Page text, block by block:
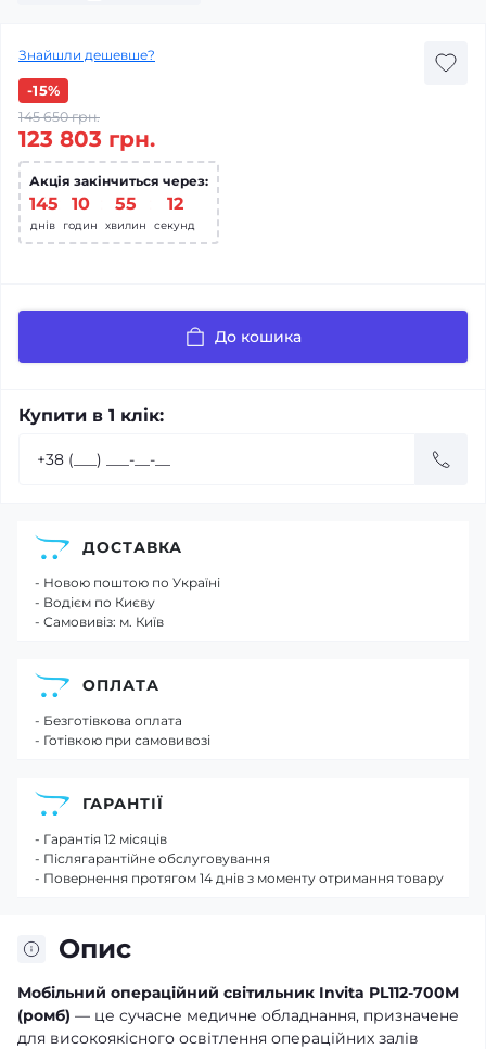
Знайшли дешевше?
-15%
145 650 грн.
123 803 грн.
Акція закінчиться через:
145
днів
10
годин
55
хвилин
12
секунд
До кошика
Купити в 1 клік:
Опис
Мобільний операційний світильник Invita PL112-700M
(ромб) — це сучасне медичне обладнання, призначене
для високоякісного освітлення операційних залів
ДОСТАВКА
- Новою поштою по Україні
- Водієм по Києву
- Самовивіз: м. Київ
ОПЛАТА
- Безготівкова оплата
- Готівкою при самовивозі
ГАРАНТІЇ
- Гарантія 12 місяців
- Післягарантійне обслуговування
- Повернення протягом 14 днів з моменту отримання товару